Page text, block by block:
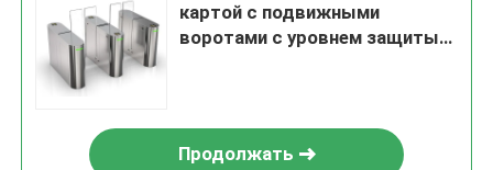
картой с подвижными
воротами с уровнем защиты
Продолжать